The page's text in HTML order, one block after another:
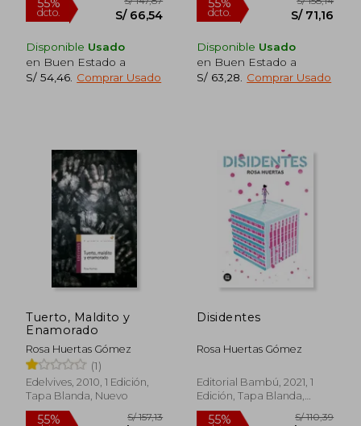
55%
dcto. S/ 66,54
Disponible Usado
en Buen Estado a
S/ 54,46 Comprar Usado
55%
dcto.
Disponible Usado
en Buen Estado a
S/ 63,28
Comprar Usado
Tuerto, Maldito y
Enamorado
Rosa Huertas Gómez
(1)
Edelvives, 2010, 1 Edición,
Tapa Blanda, Nuevo
Disidentes
Rosa Huertas Gómez
Editorial Bambú, 2021, 1
Edición, Tapa Blanda,
Nuevo